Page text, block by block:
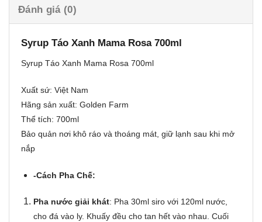
Đánh giá (0)
Syrup Táo Xanh Mama Rosa 700ml
Syrup Táo Xanh Mama Rosa 700ml
Xuất sứ: Việt Nam
Hãng sản xuất: Golden Farm
Thể tích: 700ml
Bảo quản nơi khô ráo và thoáng mát, giữ lạnh sau khi mở
nắp
-Cách Pha Chế:
Pha nước giải khát: Pha 30ml siro với 120ml nước,
cho đá vào ly. Khuấy đều cho tan hết vào nhau. Cuối